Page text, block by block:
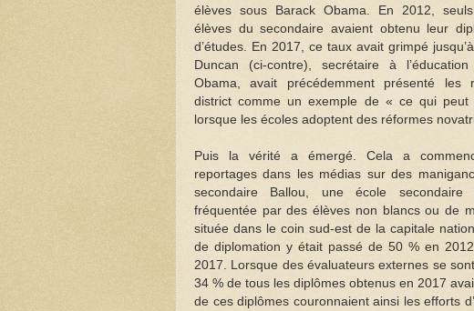
élèves sous Barack Obama. En 2012,
élèves du secondaire avaient obtenu leur
d’études. En 2017, ce taux avait grimpé
Duncan (ci-contre), secrétaire à
Obama, avait précédemment présenté les
district comme un exemple de « ce qui peut
lorsque les écoles adoptent des réformes
Puis la vérité a émergé. Cela a
reportages dans les médias sur des
secondaire Ballou, une école secondaire
fréquentée par des élèves non blancs ou de
située dans le coin sud-est de la capitale
de diplomation y était passé de 50 % en
2017. Lorsque des évaluateurs externes se
34 % de tous les diplômes obtenus en 2017
de ces diplômes couronnaient ainsi les efforts